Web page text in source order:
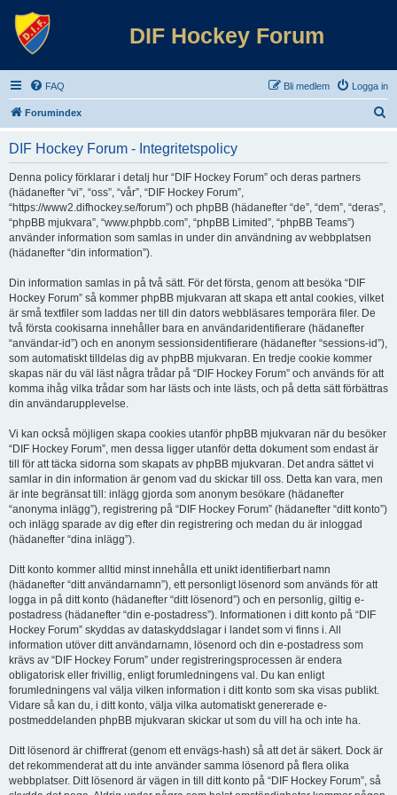
DIF Hockey Forum
FAQ Logga in
Bli medlem
Forumindex
DIF Hockey Forum - Integritetspolicy
Denna policy förklarar i detalj hur “DIF Hockey Forum” och deras partners
(hädanefter “vi”, “oss”, “vår”, “DIF Hockey Forum”,
“https://www2.difhockey.se/forum”) och phpBB (hädanefter “de”, “dem”, “deras”,
“phpBB mjukvara”, “www.phpbb.com”, “phpBB Limited”, “phpBB Teams”)
använder information som samlas in under din användning av webbplatsen
(hädanefter “din information”).
Din information samlas in på två sätt. För det första, genom att besöka “DIF
Hockey Forum” så kommer phpBB mjukvaran att skapa ett antal cookies, vilket
är små textfiler som laddas ner till din dators webbläsares temporära filer. De
två första cookisarna innehåller bara en användaridentifierare (hädanefter
“användar-id”) och en anonym sessionsidentifierare (hädanefter “sessions-id”),
som automatiskt tilldelas dig av phpBB mjukvaran. En tredje cookie kommer
skapas när du väl läst några trådar på “DIF Hockey Forum” och används för att
komma ihåg vilka trådar som har lästs och inte lästs, och på detta sätt förbättras
din användarupplevelse.
Vi kan också möjligen skapa cookies utanför phpBB mjukvaran när du besöker
“DIF Hockey Forum”, men dessa ligger utanför detta dokument som endast är
till för att täcka sidorna som skapats av phpBB mjukvaran. Det andra sättet vi
samlar in din information är genom vad du skickar till oss. Detta kan vara, men
är inte begränsat till: inlägg gjorda som anonym besökare (hädanefter
“anonyma inlägg”), registrering på “DIF Hockey Forum” (hädanefter “ditt konto”)
och inlägg sparade av dig efter din registrering och medan du är inloggad
(hädanefter “dina inlägg”).
Ditt konto kommer alltid minst innehålla ett unikt identifierbart namn
(hädanefter “ditt användarnamn”), ett personligt lösenord som används för att
logga in på ditt konto (hädanefter “ditt lösenord”) och en personlig, giltig e-
postadress (hädanefter “din e-postadress”). Informationen i ditt konto på “DIF
Hockey Forum” skyddas av dataskyddslagar i landet som vi finns i. All
information utöver ditt användarnamn, lösenord och din e-postadress som
krävs av “DIF Hockey Forum” under registreringsprocessen är endera
obligatorisk eller frivillig, enligt forumledningens val. Du kan enligt
forumledningens val välja vilken information i ditt konto som ska visas publikt.
Vidare så kan du, i ditt konto, välja vilka automatiskt genererade e-
postmeddelanden phpBB mjukvaran skickar ut som du vill ha och inte ha.
Ditt lösenord är chiffrerat (genom ett envägs-hash) så att det är säkert. Dock är
det rekommenderat att du inte använder samma lösenord på flera olika
webbplatser. Ditt lösenord är vägen in till ditt konto på “DIF Hockey Forum”, så